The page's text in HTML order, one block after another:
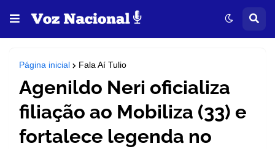
Página inicial Fala Aí Tulio
Agenildo Neri oficializa
filiação ao Mobiliza (33) e
fortalece legenda no